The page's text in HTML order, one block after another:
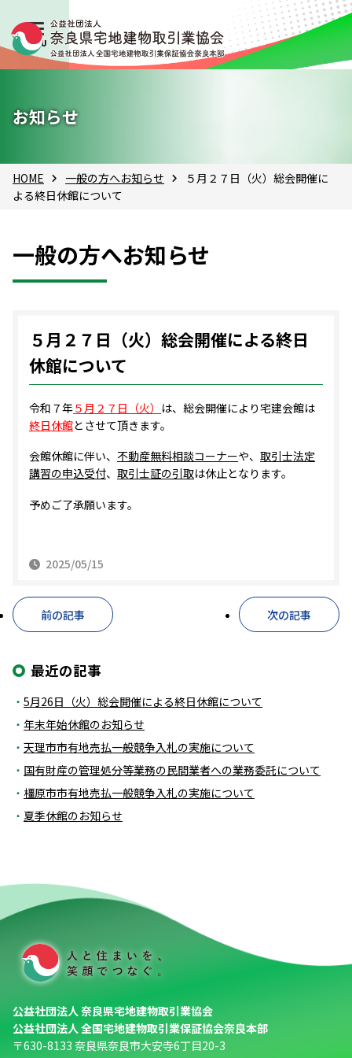
お知らせ
HOME 一般の方へお知らせ
５月２７日（火）総会開催に
よる終日休館について
一般の方へお知らせ
５月２７日（火）総会開催による終日
休館について
2025/05/15
令和７年５月２７日（火） は、総会開催により宅建会館は
終日休館とさせて頂きます。
会館休館に伴い、 不動産無料相談コーナーや、 取引士法定
講習の申込受付、 取引士証の引取は休止となります。
予めご了承願います。
前の記事 次の記事
最近の記事
5月26日（火）総会開催による終日休館について
年末年始休館のお知らせ
天理市市有地売払一般競争入札の実施について
国有財産の管理処分等業務の民間業者への業務委託について
橿原市市有地売払一般競争入札の実施について
夏季休館のお知らせ
公益社団法人 奈良県宅地建物取引業協会
公益社団法人 全国宅地建物取引業保証協会奈良本部
〒630-8133 奈良県奈良市大安寺6丁目20-3